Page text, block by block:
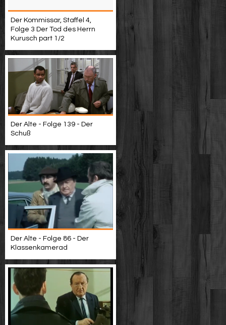
Der Kommissar, Staffel 4,
Folge 3 Der Tod des Herrn
Kurusch part 1/2
Der Alte - Folge 139 - Der
Schuß
Der Alte - Folge 86 - Der
Klassenkamerad